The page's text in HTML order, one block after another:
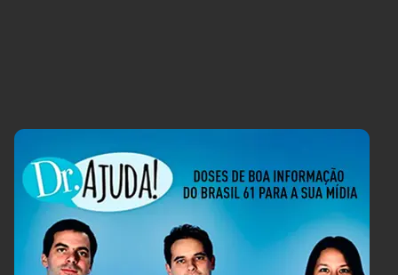
Agronegócios
Brasil
Brasil Mineral
Ciência &
Tecnologia
Cinema
Comportamento
Cultura
Economia
Educação
Infraestrutura
Internacional
Podcast
Política
Tempo